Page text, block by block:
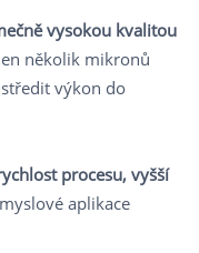
vysokou kvalitou
několik mikronů
výkon do
procesu, vyšší
aplikace